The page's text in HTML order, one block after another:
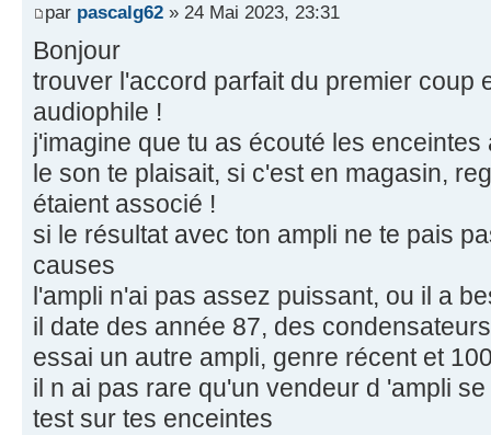
par pascalg62 » 24 Mai 2023, 23:31
Bonjour
trouver l'accord parfait du premier coup
audiophile !
j'imagine que tu as écouté les
le son te plaisait, si c'est en magasin,
étaient associé !
si le résultat avec ton ampli ne te pais
causes
l'ampli n'ai pas assez puissant, ou il a
il date des année 87, des
essai un autre ampli, genre récent et
il n ai pas rare qu'un vendeur d 'ampli
test sur tes enceintes